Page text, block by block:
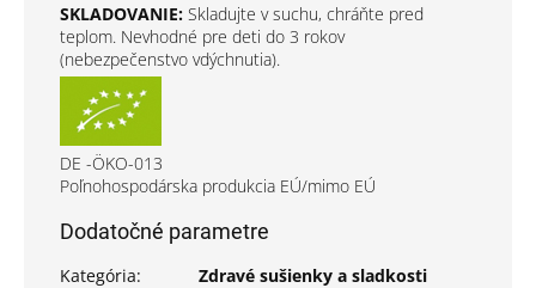
SKLADOVANIE: Skladujte v suchu, chráňte pred
teplom. Nevhodné pre deti do 3 rokov
(nebezpečenstvo vdýchnutia).
DE -ÖKO-013
Poľnohospodárska produkcia EÚ/mimo EÚ
Dodatočné parametre
Kategória:
Zdravé sušienky a sladkosti